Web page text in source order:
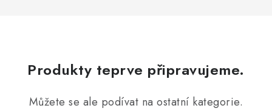
Produkty teprve připravujeme.
Můžete se ale podívat na ostatní kategorie.